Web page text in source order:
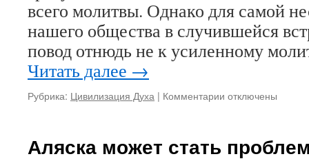
из
Ватикана,
а
из
вашего
кошелька»
всего молитвы. Однако для самой
нашего общества в случившейся
повод отнюдь не к усиленному
Читать далее →
Рубрика: Цивилизация Духа | Комментарии к
паникеры,
отключены
Аляска может стать